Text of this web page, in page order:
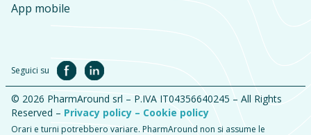
App mobile
Seguici su
© 2026 PharmAround srl – P.IVA IT04356640245 – All Rights
Reserved – Privacy policy – Cookie policy
Orari e turni potrebbero variare. PharmAround non si assume le